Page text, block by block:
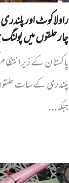
راولاکوٹ اور
چار حلقوں میں
پاکستان کے زیر
پلندری کے سات
جبکہ...